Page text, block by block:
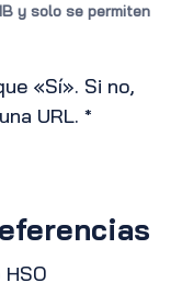
y solo se permiten
«Sí». Si no,
URL. *